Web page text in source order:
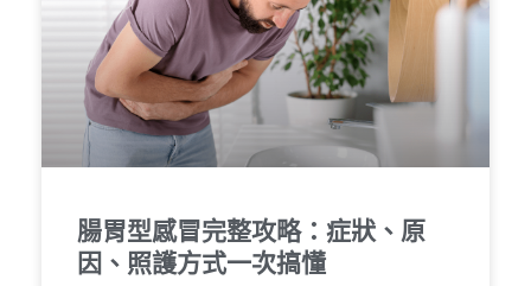
腸胃型感冒完整攻略：症狀、原
因、照護方式一次搞懂